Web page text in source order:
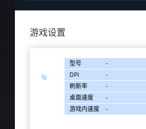
游戏设置

型号
-
DPI
-
刷新率
-
桌面速度
-
游戏内速度
-